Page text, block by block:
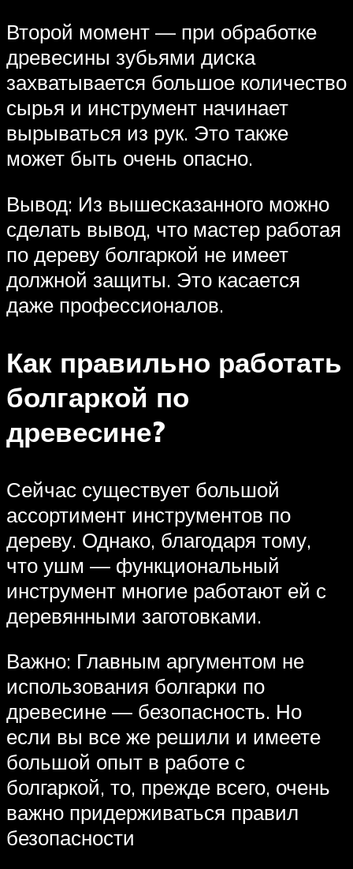
Второй момент — при обработке
древесины зубьями диска
захватывается большое количество
сырья и инструмент начинает
вырываться из рук. Это также
может быть очень опасно.
Вывод: Из вышесказанного можно
сделать вывод, что мастер работая
по дереву болгаркой не имеет
должной защиты. Это касается
даже профессионалов.
Как правильно работать
болгаркой по
древесине?
Сейчас существует большой
ассортимент инструментов по
дереву. Однако, благодаря тому,
что ушм — функциональный
инструмент многие работают ей с
деревянными заготовками.
Важно: Главным аргументом не
использования болгарки по
древесине — безопасность. Но
если вы все же решили и имеете
большой опыт в работе с
болгаркой, то, прежде всего, очень
важно придерживаться правил
безопасности